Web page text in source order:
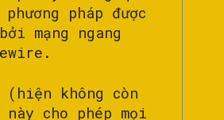
pháp được
mạng ngang
(hiện không còn
cho phép mọi